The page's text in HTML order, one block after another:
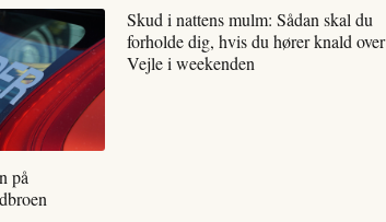
på
Skud i nattens mulm: Sådan skal du
forholde dig, hvis du hører knald over
Vejle i weekenden